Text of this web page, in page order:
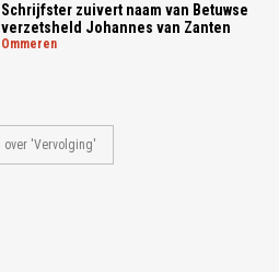
Schrijfster zuivert naam van Betuwse
verzetsheld Johannes van Zanten
ommeren
over 'Vervolging'